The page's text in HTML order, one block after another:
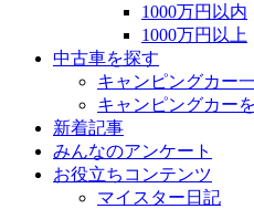
1000万円以内
1000万円以上
中古車を探す
キャンピングカー
キャンピングカー
新着記事
みんなのアンケート
お役立ちコンテンツ
マイスター日記